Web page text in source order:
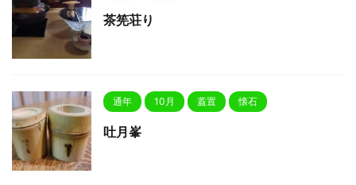
茶筅荘り
通年 10月 蓋置 懐石
吐月峯